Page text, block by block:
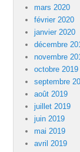
mars 2020
février 2020
janvier 2020
décembre
novembre
octobre 2019
septembre
août 2019
juillet 2019
juin 2019
mai 2019
avril 2019